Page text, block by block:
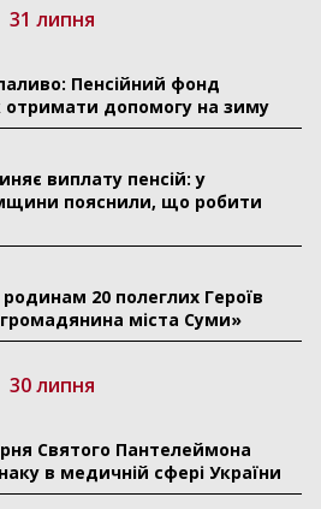
31 липня
Пенсійний фонд
допомогу на зиму
виплату пенсій: у
пояснили, що робити
20 полеглих Героїв
міста Суми»
30 липня
Святого Пантелеймона
в медичній сфері України